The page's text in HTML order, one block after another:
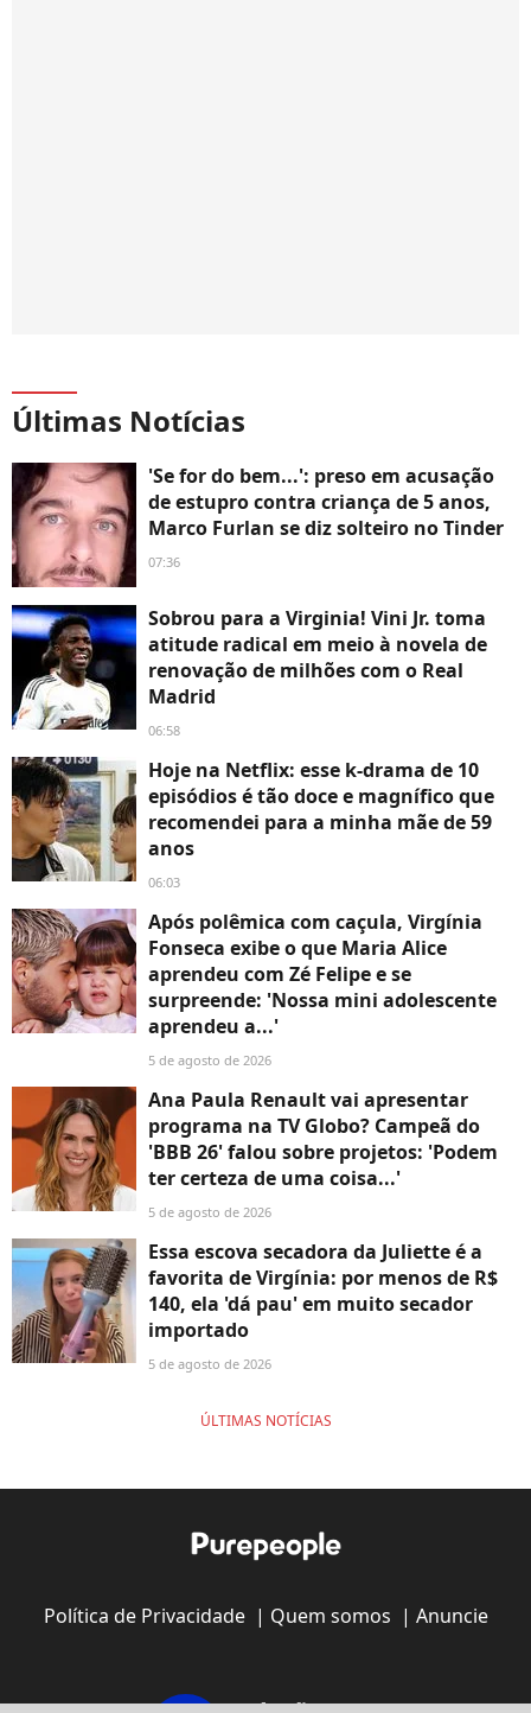
Últimas Notícias
'Se for do bem...': preso em acusação
de estupro contra criança de 5 anos,
Marco Furlan se diz solteiro no Tinder
07:36
Sobrou para a Virginia! Vini Jr. toma
atitude radical em meio à novela de
renovação de milhões com o Real
Madrid
06:58
Hoje na Netflix: esse k-drama de 10
episódios é tão doce e magnífico que
recomendei para a minha mãe de 59
anos
06:03
Após polêmica com caçula, Virgínia
Fonseca exibe o que Maria Alice
aprendeu com Zé Felipe e se
surpreende: 'Nossa mini adolescente
aprendeu a...'
5 de agosto de 2026
Ana Paula Renault vai apresentar
programa na TV Globo? Campeã do
'BBB 26' falou sobre projetos: 'Podem
ter certeza de uma coisa...'
5 de agosto de 2026
Essa escova secadora da Juliette é a
favorita de Virgínia: por menos de R$
140, ela 'dá pau' em muito secador
importado
5 de agosto de 2026
ÚLTIMAS NOTÍCIAS
Política de Privacidade| Quem somos | Anuncie